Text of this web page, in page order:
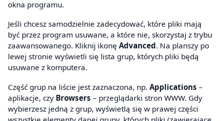
okna programu.
Jeśli chcesz samodzielnie zadecydować, które pliki mają
być przez program usuwane, a które nie, skorzystaj z trybu
zaawansowanego. Kliknij ikonę Advanced. Na planszy po
lewej stronie wyświetli się lista grup, których pliki będą
usuwane z komputera.
Część grup na liście jest zaznaczona, np. Applications –
aplikacje, czy Browsers – przeglądarki stron WWW. Gdy
wybierzesz jedną z grup, wyświetlą się w prawej części